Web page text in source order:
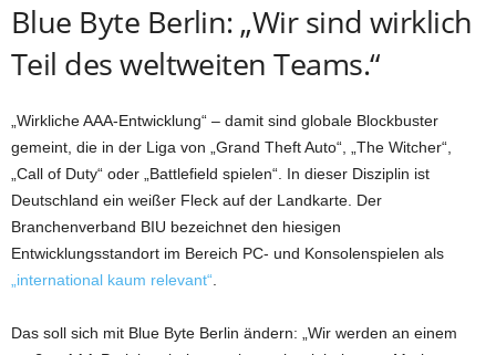
Blue Byte Berlin: „Wir sind wirklich
Teil des weltweiten Teams.“
„Wirkliche AAA-Entwicklung“ – damit sind globale Blockbuster
gemeint, die in der Liga von „Grand Theft Auto“, „The Witcher“,
„Call of Duty“ oder „Battlefield spielen“. In dieser Disziplin ist
Deutschland ein weißer Fleck auf der Landkarte. Der
Branchenverband BIU bezeichnet den hiesigen
Entwicklungsstandort im Bereich PC- und Konsolenspielen als
„international kaum relevant“.
Das soll sich mit Blue Byte Berlin ändern: „Wir werden an einem